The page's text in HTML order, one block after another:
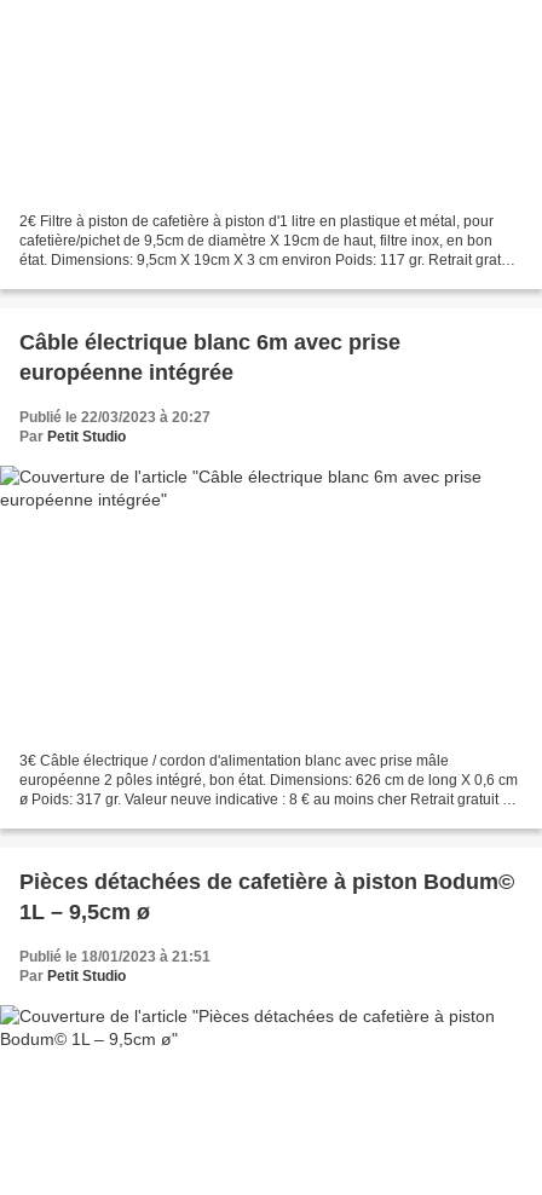
2€ Filtre à piston de cafetière à piston d'1 litre en plastique et métal, pour
cafetière/pichet de 9,5cm de diamètre X 19cm de haut, filtre inox, en bon
état. Dimensions: 9,5cm X 19cm X 3 cm environ Poids: 117 gr. Retrait gratuit
Câble électrique blanc 6m avec prise
européenne intégrée
Publié le 22/03/2023 à 20:27
Par Petit Studio
3€ Câble électrique / cordon d'alimentation blanc avec prise mâle
européenne 2 pôles intégré, bon état. Dimensions: 626 cm de long X 0,6 cm
ø Poids: 317 gr. Valeur neuve indicative : 8 € au moins cher Retrait gratuit sur
Pièces détachées de cafetière à piston Bodum©
1L – 9,5cm ø
Publié le 18/01/2023 à 21:51
Par Petit Studio